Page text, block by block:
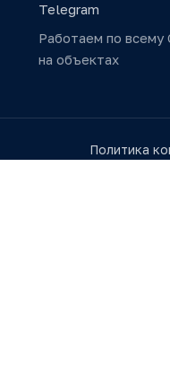
Telegram
Работаем по всему
на объектах
Политика